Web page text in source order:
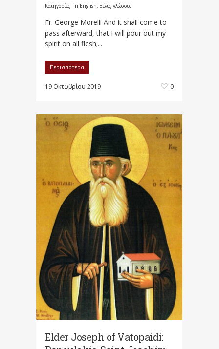
Κατηγορίες: In English, Ξένες γλώσσες
Fr. George Morelli And it shall come to
pass afterward, that I will pour out my
spirit on all flesh;...
Περισσότερα
19 Οκτωβρίου 2019 0
Elder Joseph οf Vatopaidi: